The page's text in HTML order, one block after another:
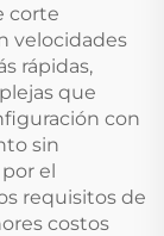
corte
velocidades
rápidas,
que
con
sin
el
requisitos de
costos